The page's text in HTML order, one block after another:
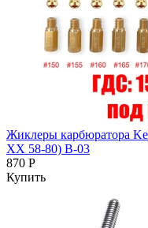
Жиклеры карбюратора
ХХ 58-80) B-03
870 Р
Купить